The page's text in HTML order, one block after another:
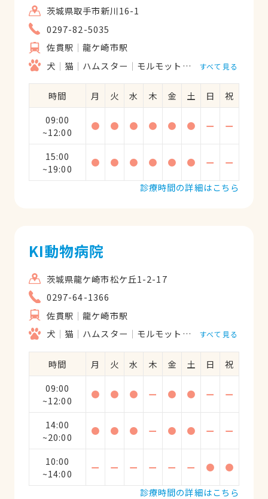
茨城県取手市新川16-1
0297-82-5035
佐貫駅
龍ケ崎市駅
犬
猫 ハムスター モルモット フェレット
すべて見る
時間 月 火 水 木 金 土 日
祝
09:00
~12:00
● ● ● ● ● ● ー ー
15:00
~19:00
● ● ● ● ● ● ー
ー
診療時間の詳細はこちら
KI動物病院
茨城県龍ケ崎市松ケ丘1-2-17
0297-64-1366
佐貫駅
龍ケ崎市駅
犬
猫 ハムスター モルモット フェレット
すべて見る
時間 月 火 水 木 金 土 日
祝
09:00
~12:00
● ● ● ー ● ● ー ー
14:00
~20:00
● ● ● ー ● ● ー ー
10:00
~14:00
ー ー ー ー ー ー ●
●
診療時間の詳細はこちら